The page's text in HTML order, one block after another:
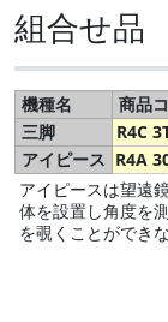
組合せ品
機種名 商品
三脚
R4C
アイピース R4A
アイピースは望遠
体を設置し角度を
を覗くことができ